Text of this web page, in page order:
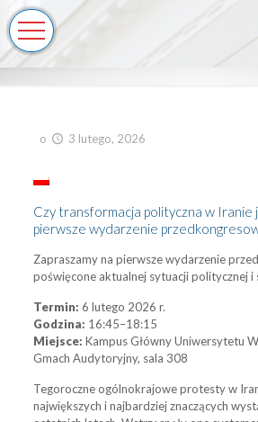
o 3 lutego, 2026
Czy transformacja polityczna w Iranie
pierwsze wydarzenie
Zapraszamy na pierwsze wydarzenie
poświęcone aktualnej sytuacji politycznej i
Termin: 6 lutego 2026 r.
Godzina: 16:45–18:15
Miejsce: Kampus Główny Uniwersytetu
Gmach Audytoryjny, sala 308
Tegoroczne ogólnokrajowe protesty w
największych i najbardziej znaczących